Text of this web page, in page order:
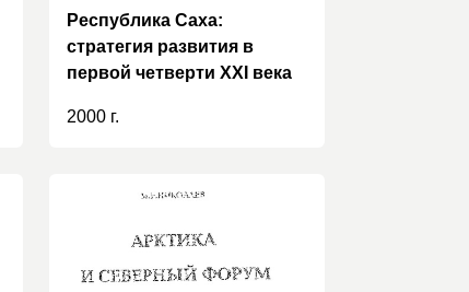
Республика Саха:
стратегия развития в
первой четверти XXI века
2000 г.